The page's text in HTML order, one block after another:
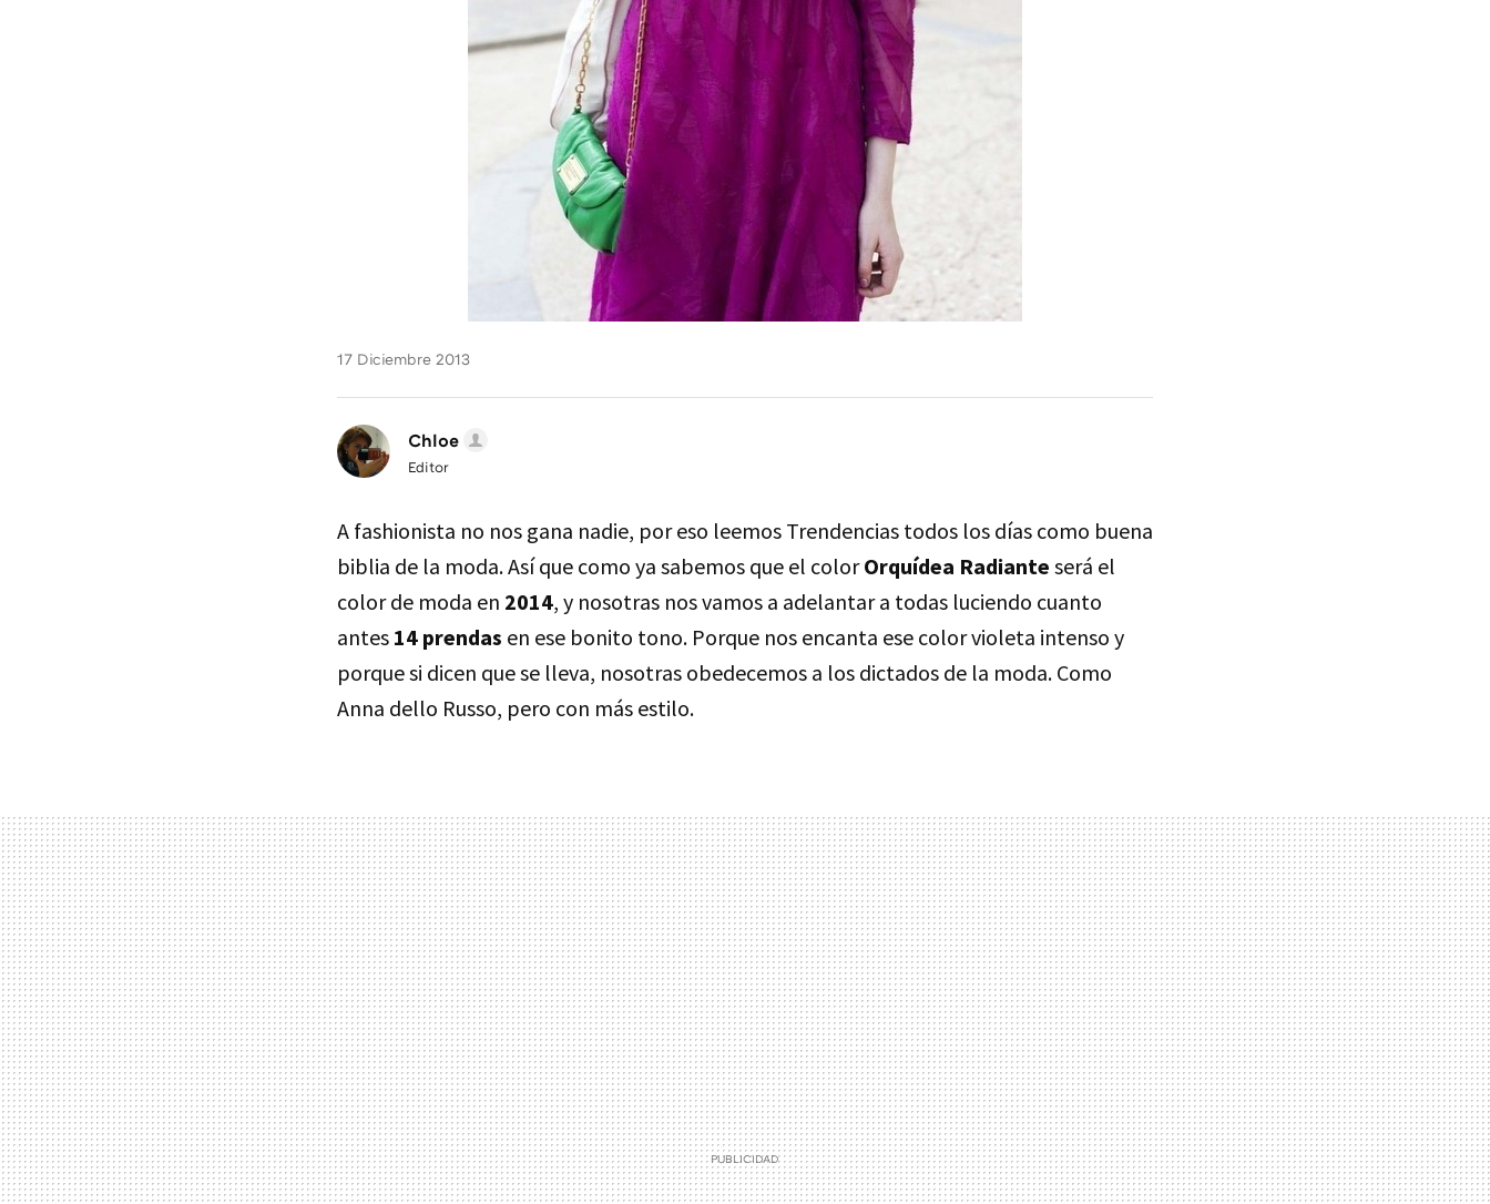
17 Diciembre 2013
Chloe
Editor
A fashionista no nos gana nadie, por eso leemos Trendencias todos los días como buena
biblia de la moda. Así que como ya sabemos que el colorOrquídea Radiante será el
color de moda en 2014, y nosotras nos vamos a adelantar a todas luciendo cuanto
antes 14 prendas en ese bonito tono. Porque nos encanta ese color violeta intenso y
porque si dicen que se lleva, nosotras obedecemos a los dictados de la moda. Como
Anna dello Russo, pero con más estilo.